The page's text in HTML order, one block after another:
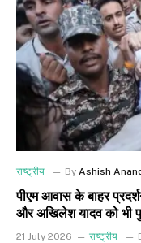
राष्ट्रीय By Ashish
पीएम आवास के बाहर
और अखिलेश यादव को भी
21 July 2026 राष्ट्रीय